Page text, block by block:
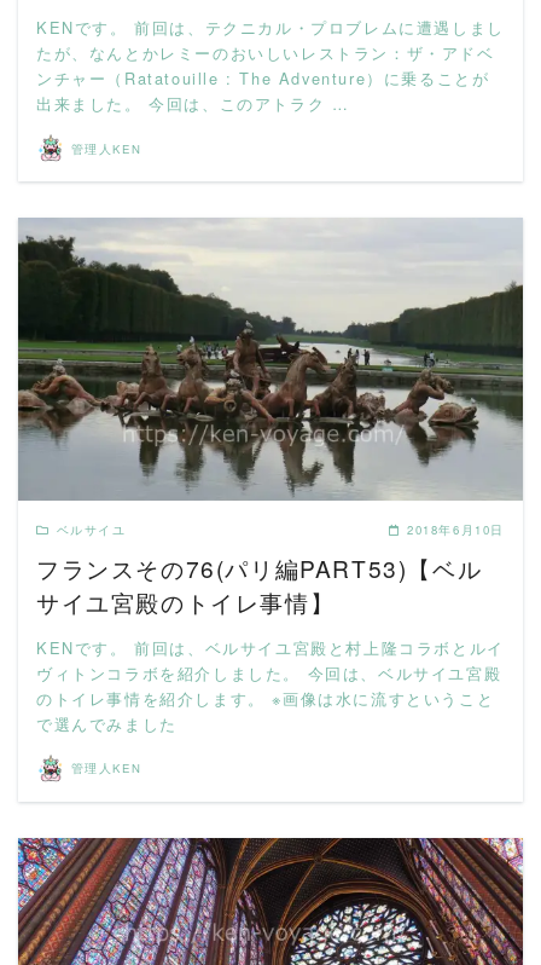
KENです。 前回は、テクニカル・プロブレムに遭遇しまし
たが、なんとかレミーのおいしいレストラン：ザ・アドベ
ンチャー（Ratatouille : The Adventure）に乗ることが
出来ました。 今回は、このアトラク …
管理人KEN
READ MORE
ベルサイユ 2018年6月10日
フランスその76(パリ編PART53)【ベル
サイユ宮殿のトイレ事情】
KENです。 前回は、ベルサイユ宮殿と村上隆コラボとルイ
ヴィトンコラボを紹介しました。 今回は、ベルサイユ宮殿
のトイレ事情を紹介します。 ※画像は水に流すということ
で選んでみました
管理人KEN